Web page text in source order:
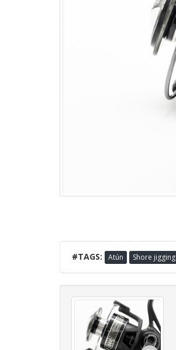
#TAGS: Atún Shore jigging